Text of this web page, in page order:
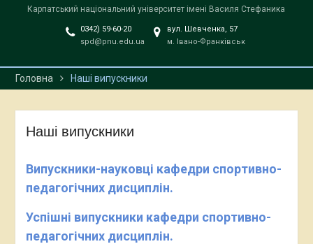
Карпатський національний університет імені Василя Стефаника
0342) 59-60-20
spd@pnu.edu.ua
вул. Шевченка, 57
м. Івано-Франківськ
Головна Наші випускники
Наші випускники
Випускники-науковці кафедри спортивно-
педагогічних дисциплін.
Успішні випускники кафедри спортивно-
педагогічних дисциплін.